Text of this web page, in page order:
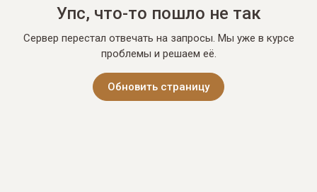
Упс, что-то пошло не так
Сервер перестал отвечать на запросы. Мы уже в курсе
проблемы и решаем её.
Обновить страницу